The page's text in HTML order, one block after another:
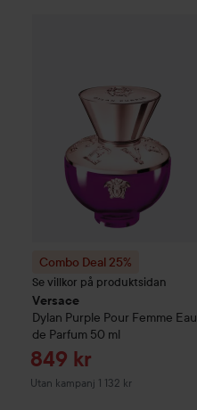
Combo Deal 25%
Se villkor på produktsidan
Versace
Dylan Purple Pour Femme Eau
de Parfum 50 ml
Reapris
849 kr
Utan kampanj 1 132 kr